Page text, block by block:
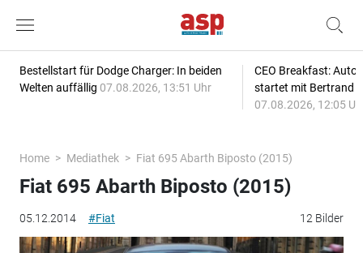
Bestellstart für Dodge Charger: In beiden
Welten auffällig 07.08.2026, 13:51 Uhr
CEO Breakfast:
startet mit Bertrand
07.08.2026, 12:05
Home Mediathek Fiat 695 Abarth Biposto (2015)
05.12.2014 #Fiat 12 Bilder
Fiat 695 Abarth Biposto (2015)